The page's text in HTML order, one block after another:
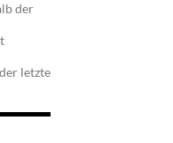
der
letzte